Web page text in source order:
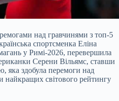
над гравчинями з топ-5
спортсменка Еліна
у Римі-2026, перевершила
Серени Вільямс, ставши
яка здобула перемоги над
найкращих світового рейтингу